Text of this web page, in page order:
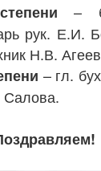
–
рук. Е.И.
Н.В.
– гл.
Салова.